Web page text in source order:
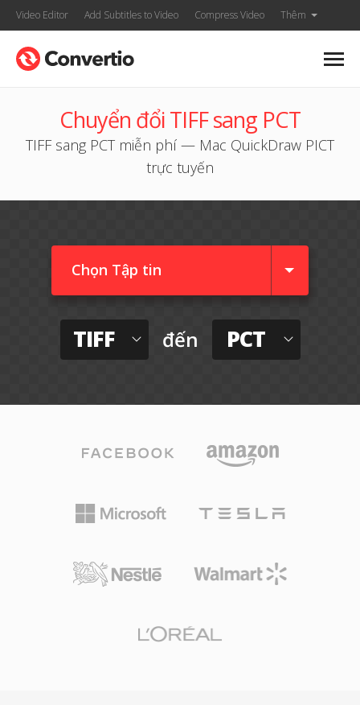
Video Editor Add Subtitles to Video Compress Video Thêm
Chuyển đổi TIFF sang PCT
TIFF sang PCT miễn phí — Mac QuickDraw PICT
trực tuyến
Chọn Tập tin
TIFF đến PCT